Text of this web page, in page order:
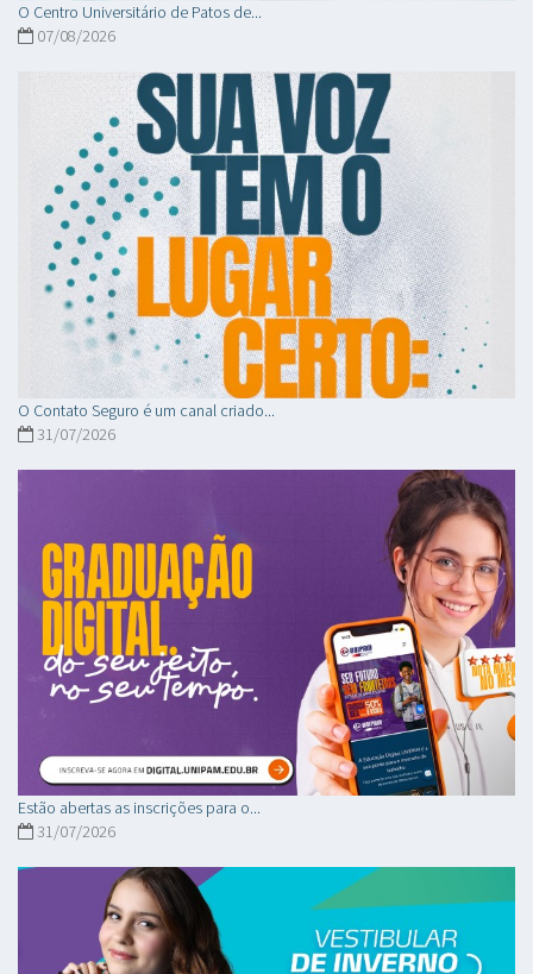
O Centro Universitário de Patos de...
07/08/2026
O Contato Seguro é um canal criado...
31/07/2026
Estão abertas as inscrições para o...
31/07/2026